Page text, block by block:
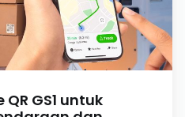
GS1 untuk